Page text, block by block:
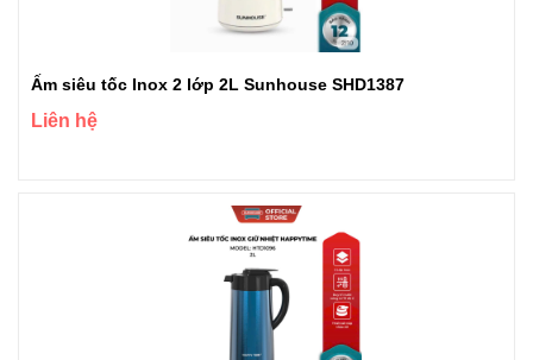
Ấm siêu tốc Inox 2 lớp 2L Sunhouse SHD1387
Liên hệ